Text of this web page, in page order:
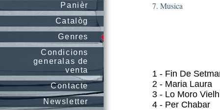
Panièr
Catalòg
Genres
Condicions
generalas de
venta
Contacte
Newsletter
7. Musica
1 - Fin De
2 - Maria Laura
3 - Lo Moro Vielh
4 - Per Chabar